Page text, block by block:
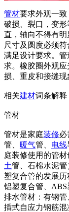
管材要求外观一
破损、裂口，变
直，轴向不得有
尺寸及圆度必须
满足设计要求。
求。橡胶圈外观
损、重皮和接缝现
相关建材词条解释
管材
管材是家庭装修必
管、 暖气管、 电线
庭装修使用的管
土管、石棉水泥
塑复合管的发展
铝塑复合管、ABS
排水管材：有钢
插式自应力钢筋